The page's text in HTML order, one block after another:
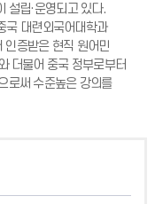
설립·운영되고 있다.
대련외국어대학과
인증받은 현직 원어민
더불어 중국 정부로부터
로써 수준높은 강의를